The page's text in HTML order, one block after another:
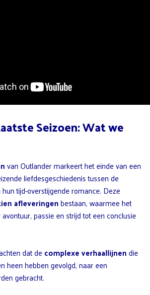
Seizoen: Wat we
van Outlander markeert het einde van een
liefdesgeschiedenis tussen de
tijd-overstijgende romance. Deze
afleveringenbestaan, waarmee het
passie en strijd tot een conclusie
dat decomplexe verhaallijnendie
heen hebben gevolgd, naar een
gebracht.